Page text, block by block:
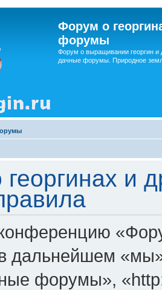
Форум о
форумы
Форум о выращивании георгин и
дачные форумы. Природное
и
дальнейшем
форумы»,